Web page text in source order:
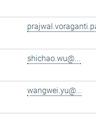
shichao.wu@...
wangwei.yu@...